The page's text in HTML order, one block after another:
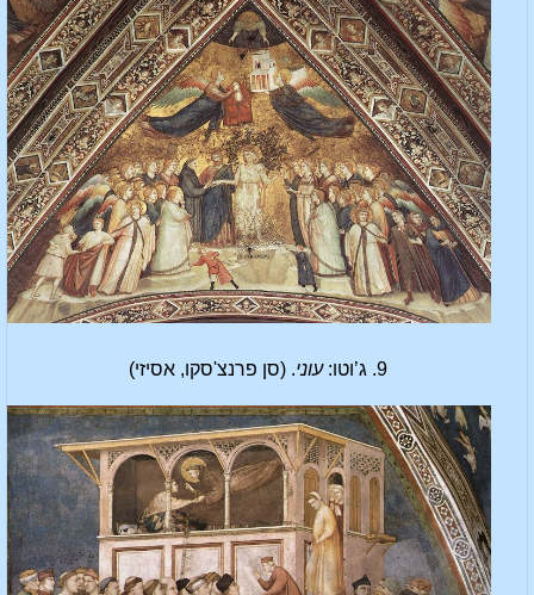
9. ג’וטו: עוני. (סן פרנצ'סקו, אסיזי)